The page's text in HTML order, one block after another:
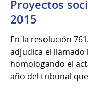
Proyectos
2015
En la resolución
adjudica el llamado
homologando el
año del tribunal